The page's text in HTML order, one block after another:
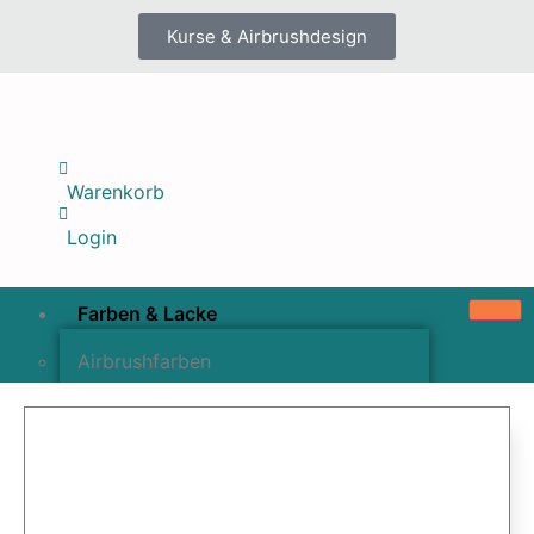
Kurse & Airbrushdesign
Warenkorb
Login
Farben & Lacke
Airbrushfarben